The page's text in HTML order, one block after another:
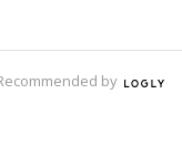
しったり脅したりし
by